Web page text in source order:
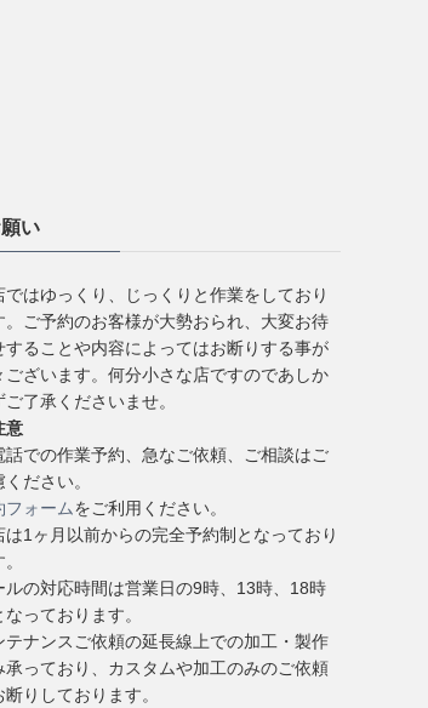
い
ではゆっくり、じっくりと作業をしており
。ご予約のお客様が大勢おられ、大変お待
することや内容によってはお断りする事が
ございます。何分小さな店ですのであしか
ご了承くださいませ。
意
話での作業予約、急なご依頼、ご相談はご
ださい。
フォームをご利用ください。
は1ヶ月以前からの完全予約制となっており
ルの対応時間は営業日の9時、13時、18時
なっております。
テナンスご依頼の延長線上での加工・製作
承っており、カスタムや加工のみのご依頼
断りしております。